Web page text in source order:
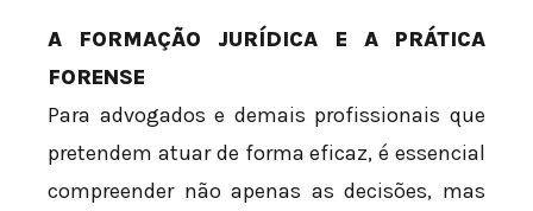
A FORMAÇÃO JURÍDICA E A PRÁTICA
FORENSE
Para advogados e demais profissionais que
pretendem atuar de forma eficaz, é essencial
compreender não apenas as decisões, mas